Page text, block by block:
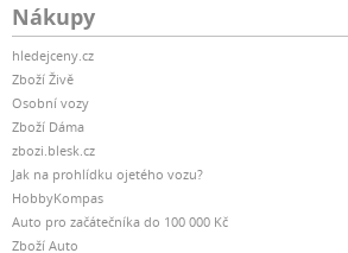
Nákupy
hledejceny.cz
Zboží Živě
Osobní vozy
Zboží Dáma
zbozi.blesk.cz
Jak na prohlídku ojetého vozu?
HobbyKompas
Auto pro začátečníka do 100 000 Kč
Zboží Auto